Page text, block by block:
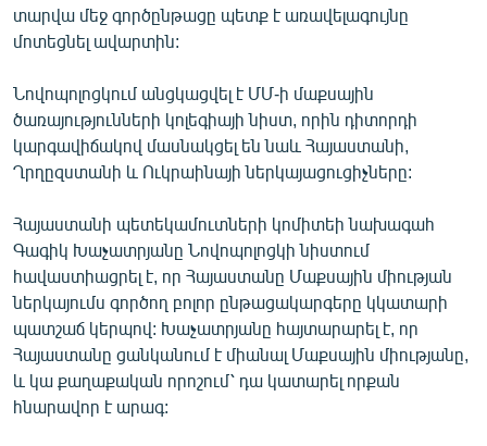
տարվա մեջ գործընթացը պետք է առավելագույնը
մոտեցնել ավարտին:
Նովոպոլոցկում անցկացվել է ՄՄ-ի մաքսային
ծառայությունների կոլեգիայի նիստ, որին դիտորդի
կարգավիճակով մասնակցել են նաև Հայաստանի,
Ղրղըզստանի և Ուկրաինայի ներկայացուցիչները:
Հայաստանի պետեկամուտների կոմիտեի նախագահ
Գագիկ Խաչատրյանը Նովոպոլոցկի նիստում
հավաստիացրել է, որ Հայաստանը Մաքսային միության
ներկայումս գործող բոլոր ընթացակարգերը կկատարի
պատշաճ կերպով: Խաչատրյանը հայտարարել է, որ
Հայաստանը ցանկանում է միանալ Մաքսային միությանը,
և կա քաղաքական որոշում՝ դա կատարել որքան
հնարավոր է արագ: